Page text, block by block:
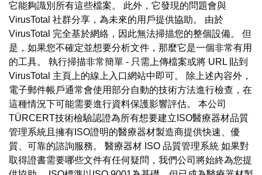
它能夠識別所有這些檔案。 此外，它發現的問題會與
VirusTotal 社群分享，為未來的用戶提供協助。 由於
VirusTotal 完全基於網絡，因此無法掃描您的整個設備。 但
是，如果您不確定並想要分析文件，那麼它是一個非常有用
的工具。 執行掃描非常簡單 - 只需上傳檔案或將 URL 貼到
VirusTotal 主頁上的線上入口網站中即可。 除上述內容外，
電子郵件帳戶通常會使用部分自動的技術方法進行檢查，在
這種情況下可能需要進行資料保護影響評估。 本公司
TÜRCERT技術檢驗認證為所有想要建立ISO醫療器材品質
管理系統且擁有ISO證明的醫療器材製造商提供快速、優
質、可靠的諮詢服務。 醫療器材 ISO 品質管理系統 如果對
取得證書需要哪些文件有任何疑問，我們公司將始終為您提